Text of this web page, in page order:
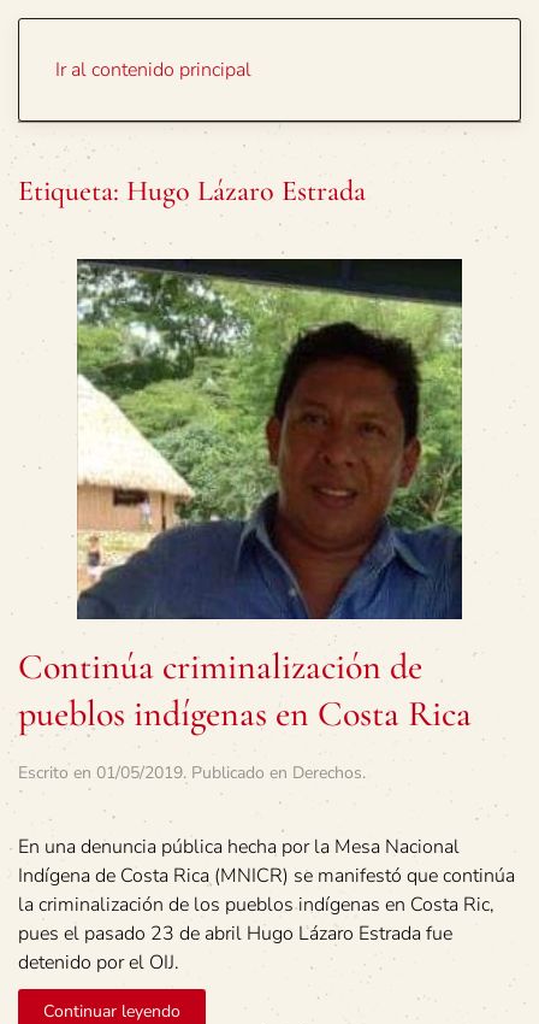
Ir al contenido principal
Etiqueta: Hugo Lázaro Estrada
Continúa criminalización de
pueblos indígenas en Costa Rica
Escrito en 01/05/2019. Publicado en Derechos.
En una denuncia pública hecha por la Mesa Nacional
Indígena de Costa Rica (MNICR) se manifestó que continúa
la criminalización de los pueblos indígenas en Costa Ric,
pues el pasado 23 de abril Hugo Lázaro Estrada fue
detenido por el OIJ.
Continuar leyendo